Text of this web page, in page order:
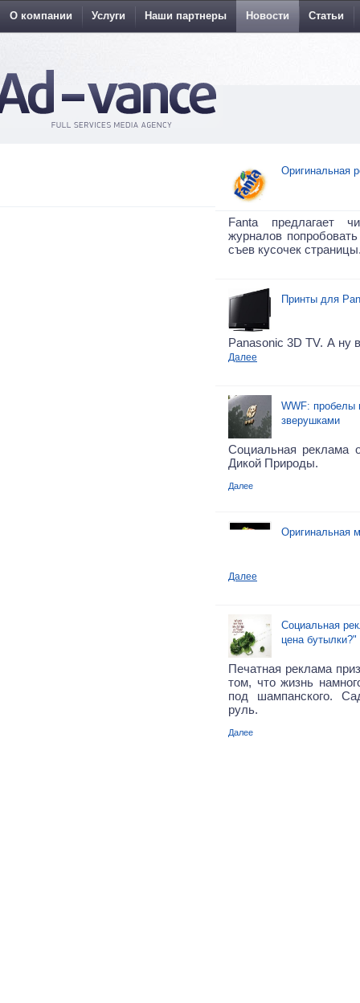
О компании Услуги Наши партнеры Новости Статьи
Оригинальная
Fanta предлагает
журналов
съев кусочек
Принты для
Panasonic 3D TV. А ну
Далее
WWF: пробелы
зверушками
Социальная реклама
Дикой Природы.
Далее
Оригинальная
Далее
Социальная
цена бутылки?"
Печатная реклама
том, что жизнь
под шампанского.
руль.
Далее